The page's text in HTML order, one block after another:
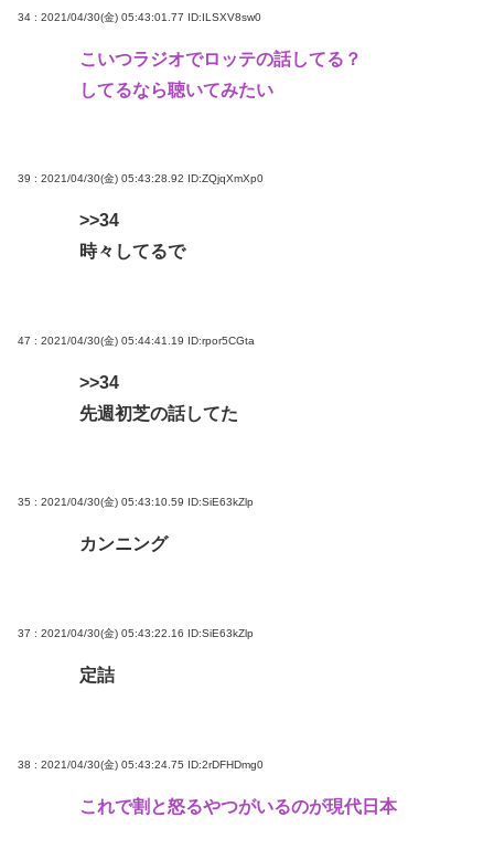
34 : 2021/04/30(金) 05:43:01.77 ID:ILSXV8sw0
こいつラジオでロッテの話してる？
してるなら聴いてみたい
39 : 2021/04/30(金) 05:43:28.92 ID:ZQjqXmXp0
>>34
時々してるで
47 : 2021/04/30(金) 05:44:41.19 ID:rpor5CGta
>>34
先週初芝の話してた
35 : 2021/04/30(金) 05:43:10.59 ID:SiE63kZlp
カンニング
37 : 2021/04/30(金) 05:43:22.16 ID:SiE63kZlp
定詰
38 : 2021/04/30(金) 05:43:24.75 ID:2rDFHDmg0
これで割と怒るやつがいるのが現代日本